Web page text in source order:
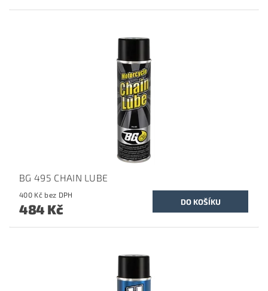
BG 495 CHAIN LUBE
400 Kč bez DPH
484 Kč